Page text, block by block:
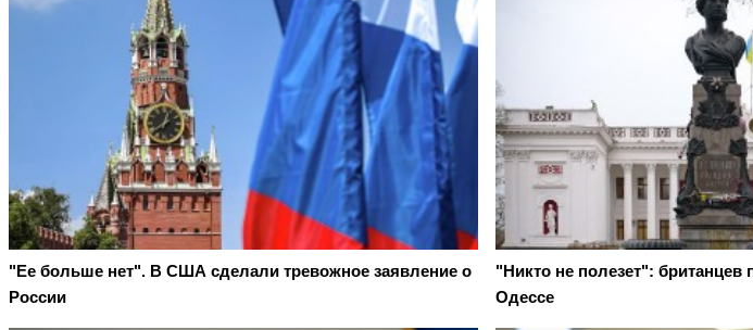
"Ее больше нет". В США сделали тревожное заявление о
России
"Никто не полезет":
Одессе